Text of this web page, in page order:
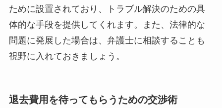
ために設置されており、トラブル解決のための具
体的な手段を提供してくれます。また、法律的な
問題に発展した場合は、弁護士に相談することも
視野に入れておきましょう。
退去費用を待ってもらうための交渉術